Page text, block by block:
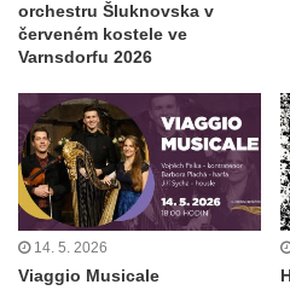
orchestru Šluknovska v
červeném kostele ve
Varnsdorfu 2026
14. 5. 2026
Viaggio Musicale